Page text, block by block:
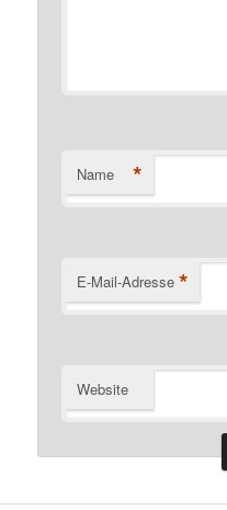
Name *
E-Mail-Adresse *
Website